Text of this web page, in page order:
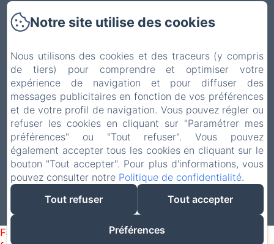
0558731220
Accueil
Votre Séjour
Hébergements
Privatisation
Événements
Balades
Contact
Failed to load BookingEngine/index: Loading chunk 1322
Notre site utilise des cookies
Nous utilisons des cookies et des traceurs (y compris
de tiers) pour comprendre et optimiser votre
expérience de navigation et pour diffuser des
messages publicitaires en fonction de vos préférences
et de votre profil de navigation. Vous pouvez régler ou
refuser les cookies en cliquant sur "Paramétrer mes
préférences" ou "Tout refuser". Vous pouvez
également accepter tous les cookies en cliquant sur le
bouton "Tout accepter". Pour plus d'informations, vous
pouvez consulter notre Politique de confidentialité.
Tout refuser
Tout accepter
Préférences